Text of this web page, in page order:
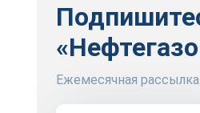
Ежемесячная